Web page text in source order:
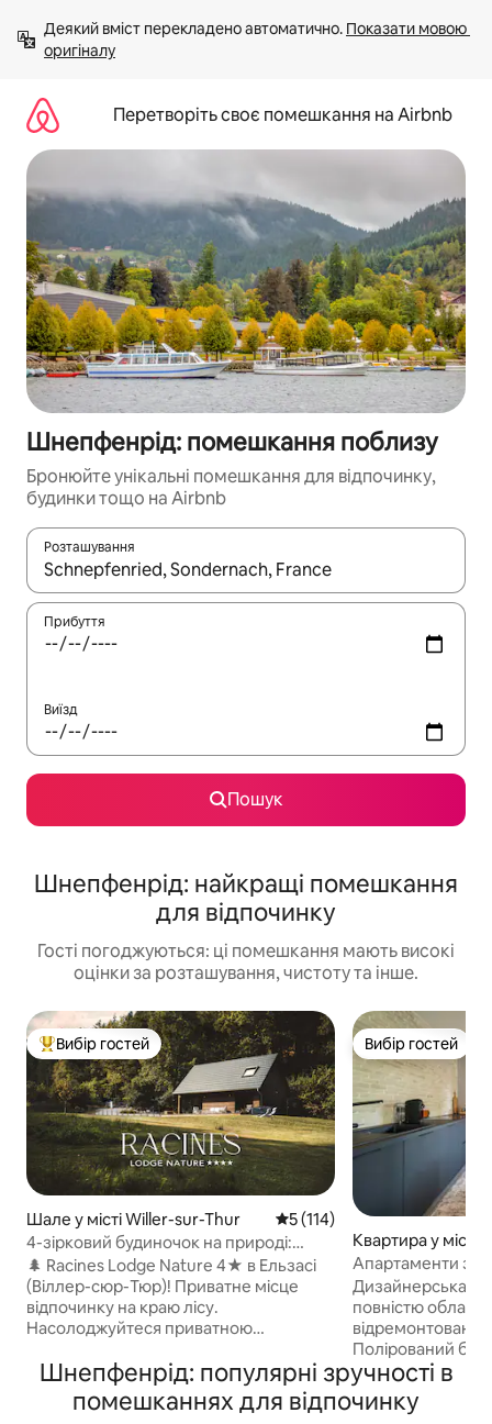
вмісту
Деякий вміст перекладено автоматично. Показати мовою
оригіналу
Перетворіть своє помешкання на Airbnb
Шнепфенрід: помешкання поблизу
Бронюйте унікальні помешкання для відпочинку,
будинки тощо на Airbnb
Розташування
Отримавши результати пошуку, використовуйте для
Прибуття
Виїзд
Пошук
Шнепфенрід: найкращі помешкання
для відпочинку
Гості погоджуються: ці помешкання мають високі
оцінки за розташування, чистоту та інше.
Топ вибір гостей
Вибір гостей
Шале у місті Willer-sur-Thur Середня оцінка: 5 з 5,
5 (114)
4-зірковий будиночок на природі:
приватне джакузі та вид на ліс
🌲 Racines Lodge Nature 4★ в Ельзасі
(Віллер-сюр-Тюр)! Приватне місце
відпочинку на краю лісу.
Насолоджуйтеся приватною
видом на Вогези та мангал.
Преміальний комфорт, повністю
обладнана: простирадла, рушники та
Вибір гостей
Вибір гостей
Квартира у місті
Апартаменти з
терасою,
Дизайнерська
повністю
відремонтована
Полірований
плитка зеліж
ліжками розміру
кімната з
Шнепфенрід: популярні зручності в
помешканнях для відпочинку